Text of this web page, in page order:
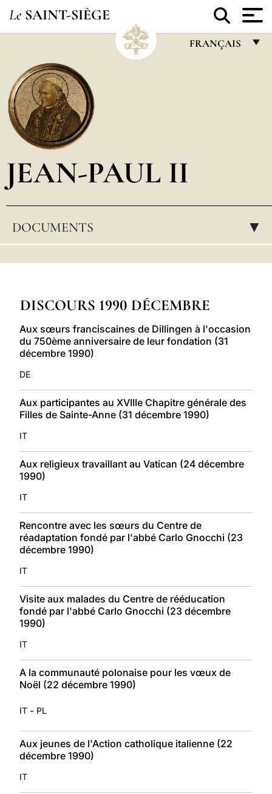
Le SAINT-SIÈGE
FRANÇAIS
POLSKI
JEAN-PAUL II
DOCUMENTS ▸
DISCOURS 1990 DÉCEMBRE
Aux sœurs franciscaines de Dillingen à l'occasion
du 750ème anniversaire de leur fondation (31
décembre 1990)
DE
Aux participantes au XVIIIe Chapitre générale des
Filles de Sainte-Anne (31 décembre 1990)
IT
Aux religieux travaillant au Vatican (24 décembre
1990)
IT
Rencontre avec les sœurs du Centre de
réadaptation fondé par l'abbé Carlo Gnocchi (23
décembre 1990)
IT
Visite aux malades du Centre de rééducation
fondé par l'abbé Carlo Gnocchi (23 décembre
1990)
IT
A la communauté polonaise pour les vœux de
Noël (22 décembre 1990)
IT - PL
Aux jeunes de l'Action catholique italienne (22
décembre 1990)
IT